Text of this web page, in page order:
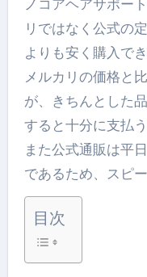
ノコアヘアサポー
リではなく公式の
よりも安く購入でき
メルカリの価格と
が、きちんとした
すると十分に支払
また公式通販は平
であるため、スピ
目次